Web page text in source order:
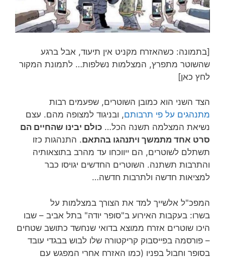
[בתמונה: כשהאזרח מקניט אין תיעוד, אבל ברגע
שהשוטר מתפרץ, המצלמות נשלפות… לתמונת המקור
לחץ כאן]
הצד השני הוא כמובן השוטרים, שפעמים רבות
מתנהגים על פי תרבותם, ובניגוד למצופה מהם. עצם
נשיאת המצלמה תשנה הכל… כולם יבינו שהחיים הם
סרט אחד מתמשך ויתנהגו בהתאם. התנהגות כזו
תשתלם לשוטרים, הם ייווכחו עד מהרב בתוצאותיה
והתרבות תשתנה. השוטרים החדשים יגויסו כבר
למציאות חדשה ולתרבות חדשה…
המפכ"ל אלשייך למד את הצורך במצלמות על
בשרו: בעקבות האירוע ב"סופר יודה" בתל אביב – שבו
היכו שוטרים אזרח ממוצא בדואי שנחשד כתושב שטחים
– פורסמה בפייסבוק קריקטורה שלו לבוש בבגדי עובד
בסופר וחבול בפניו (כמו האזרח אחרי המפגש עם